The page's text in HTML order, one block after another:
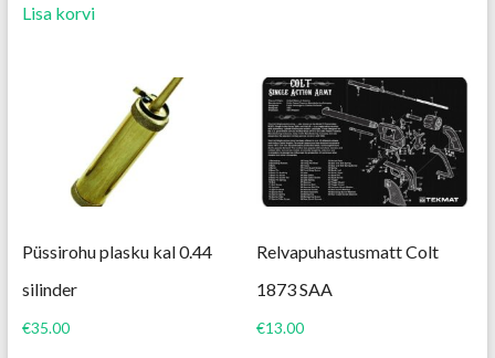
Lisa korvi
Püssirohu plasku kal 0.44
silinder
€35.00
Relvapuhastusmatt Colt
1873 SAA
€13.00